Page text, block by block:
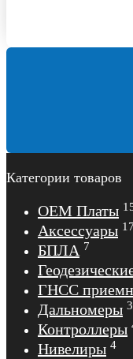
Категории товаров
OEM Платы
Аксессуары 17
БПЛА 7
ГНСС
Дальномеры 3
Контроллеры
Нивелиры 4